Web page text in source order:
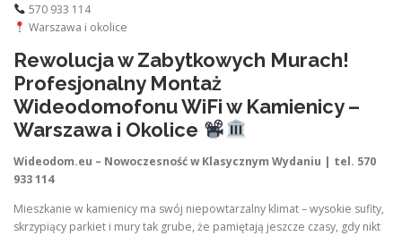
570 933 114
Warszawa i okolice
Rewolucja w Zabytkowych Murach!
Profesjonalny Montaż
Wideodomofonu WiFi w Kamienicy –
Warszawa i Okolice
Wideodom.eu – Nowoczesność w Klasycznym Wydaniu | tel. 570
933 114
Mieszkanie w kamienicy ma swój niepowtarzalny klimat – wysokie sufity,
skrzypiący parkiet i mury tak grube, że pamiętają jeszcze czasy, gdy nikt